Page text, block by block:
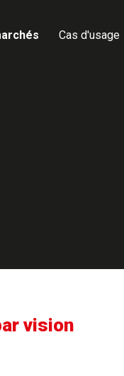
Cas d'usage
vision